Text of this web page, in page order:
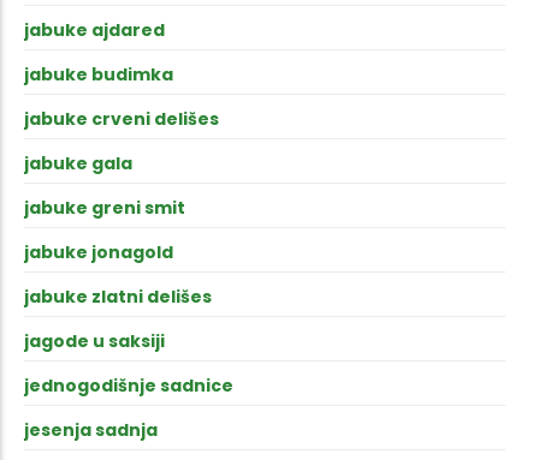
jabuke ajdared
jabuke budimka
jabuke crveni delišes
jabuke gala
jabuke greni smit
jabuke jonagold
jabuke zlatni delišes
jagode u saksiji
jednogodišnje sadnice
jesenja sadnja